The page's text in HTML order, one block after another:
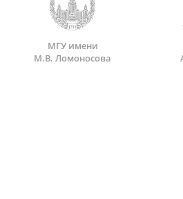
МГУ имени
М.В. Ломоносова